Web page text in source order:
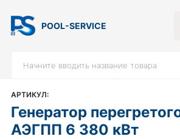
POOL-SERVICE
АРТИКУЛ:
Генератор
АЭГПП 6 380 кВт